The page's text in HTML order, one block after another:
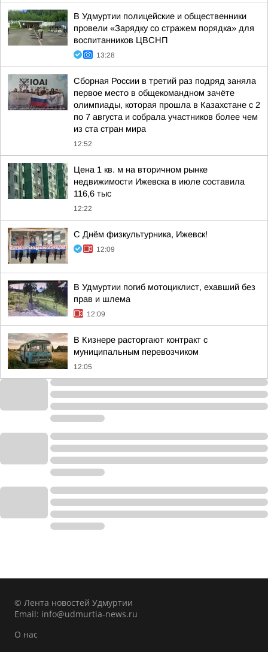
В Удмуртии полицейские и общественники
провели «Зарядку со стражем порядка» для
воспитанников ЦВСНП
13:28
Сборная России в третий раз подряд заняла
первое место в общекомандном зачёте
олимпиады, которая прошла в Казахстане с 2
по 7 августа и собрала участников более чем
из ста стран мира
12:52
Цена 1 кв. м на вторичном рынке
недвижимости Ижевска в июле составила
116,6 тыс
12:22
С Днём физкультурника, Ижевск!
12:09
В Удмуртии погиб мотоциклист, ехавший без
прав и шлема
12:09
В Кизнере расторгают контракт с
муниципальным перевозчиком
12:05
© Лента новостей Удмуртии
Email: info@udmurtia-news.ru
О нас